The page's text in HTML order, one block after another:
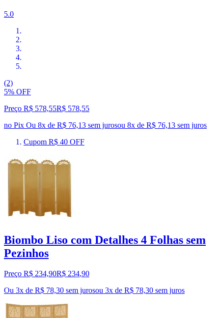
5.0
(2)
5% OFF
Preço R$ 578,55R$ 578,55
no Pix Ou 8x de R$ 76,13 sem jurosou 8x de R$ 76,13 sem juros
Cupom R$ 40 OFF
Biombo Liso com Detalhes 4 Folhas sem
Pezinhos
Preço R$ 234,90R$ 234,90
Ou 3x de R$ 78,30 sem jurosou 3x de R$ 78,30 sem juros